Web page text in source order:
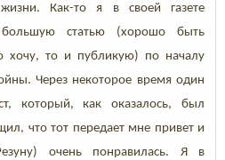
Как-то я в своей газете
большую статью (хорошо быть
хочу, то и публикую) по началу
Через некоторое время один
который, как оказалось, был
что тот передает мне привет и
очень понравилась. Я в